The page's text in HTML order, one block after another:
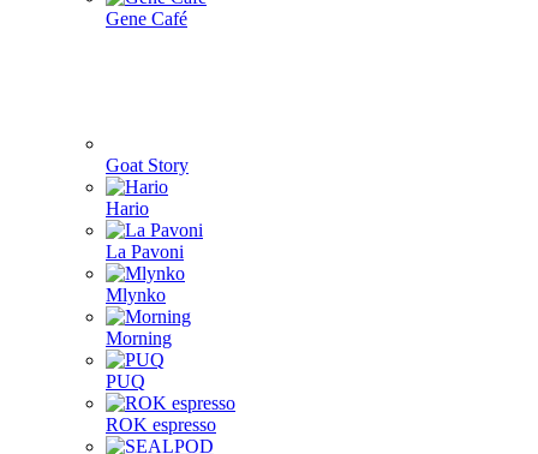
Gene Café
Goat Story
Hario
La Pavoni
Mlynko
Morning
PUQ
ROK espresso